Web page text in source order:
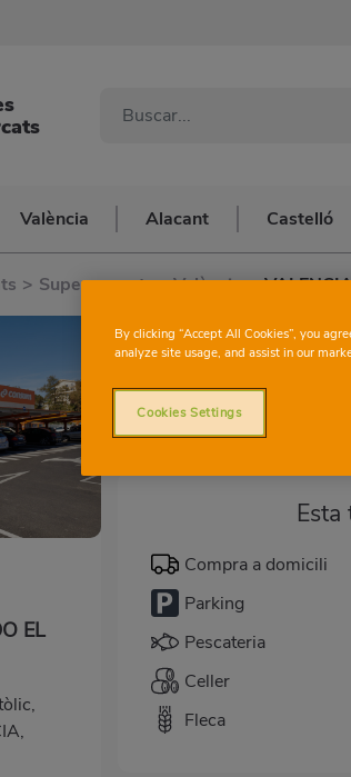
València Alacant Castelló
> Supermercats a València >
EL
Compra a domicili
Parking
Pescateria
Celler
Fleca
By clicking “Accept All Cookies”, you
analyze site usage, and assist in our
Cookies Settings